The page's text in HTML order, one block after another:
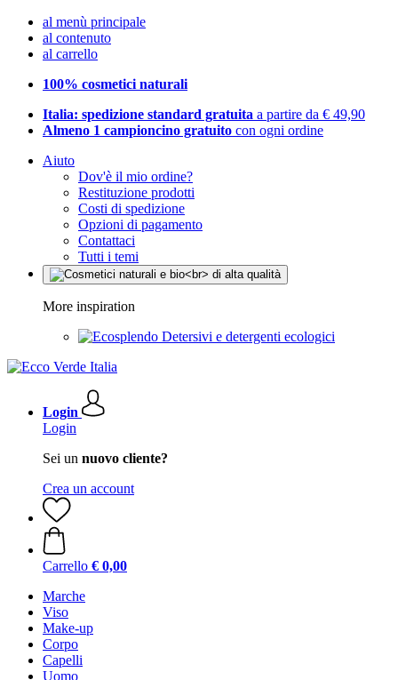
al menù principale
al contenuto
al carrello
100% cosmetici naturali
Italia: spedizione standard gratuita a partire da € 49,90
Almeno 1 campioncino gratuito con ogni ordine
Aiuto
Dov'è il mio ordine?
Restituzione prodotti
Costi di spedizione
Opzioni di pagamento
Contattaci
Tutti i temi
More inspiration
Detersivi e detergenti ecologici
Login
Login
Sei un nuovo cliente?
Crea un account
Carrello € 0,00
Marche
Viso
Make-up
Corpo
Capelli
Uomo